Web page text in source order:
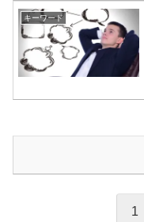
キーワード
1